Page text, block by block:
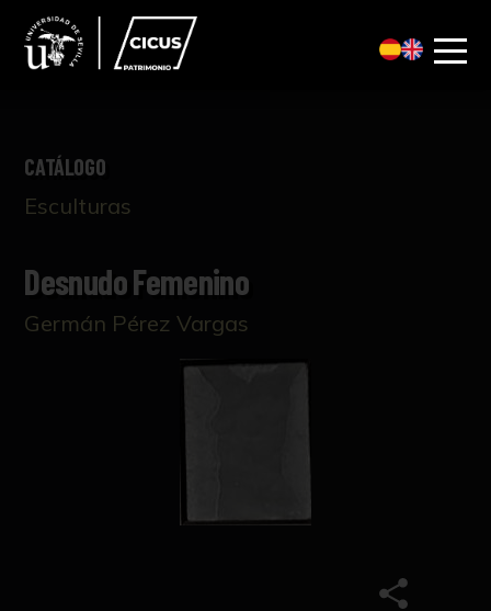
CATÁLOGO
Esculturas
Desnudo Femenino
Germán Pérez Vargas